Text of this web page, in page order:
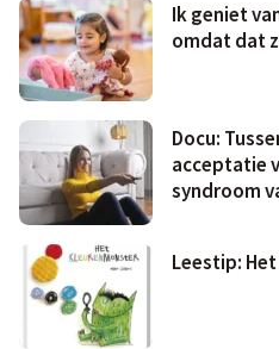
Ik geniet
omdat dat
Docu:
acceptatie
syndroom
Leestip: